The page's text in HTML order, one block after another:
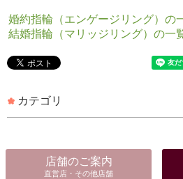
婚約指輪（エンゲージリング）の
結婚指輪（マリッジリング）の一
カテゴリ
店舗のご案内
直営店・その他店舗